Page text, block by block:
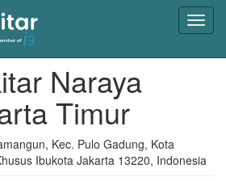
Naraya
Timur
Kec. Pulo Gadung, Kota
Ibukota Jakarta 13220, Indonesia